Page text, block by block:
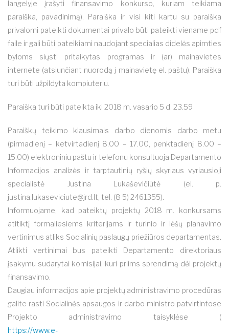
langelyje įrašyti finansavimo konkurso, kuriam teikiama
paraiška, pavadinimą). Paraiška ir visi kiti kartu su paraiška
privalomi pateikti dokumentai privalo būti pateikti viename pdf
faile ir gali būti pateikiami naudojant specialias didelės apimties
byloms siųsti pritaikytas programas ir (ar) mainavietes
internete (atsiunčiant nuorodą į mainavietę el. paštu). Paraiška
turi būti užpildyta kompiuteriu.
Paraiška turi būti pateikta iki 2018 m. vasario 5 d. 23.59
Paraiškų teikimo klausimais darbo dienomis darbo metu
(pirmadienį – ketvirtadienį 8.00 – 17.00, penktadienį 8.00 –
15.00) elektroniniu paštu ir telefonu konsultuoja Departamento
Informacijos analizės ir tarptautinių ryšių skyriaus vyriausioji
specialistė Justina Lukaševičiūtė (el. p.
justina.lukaseviciute@jrd.lt , tel. (8 5) 2461355).
Informuojame, kad pateiktų projektų 2018 m. konkursams
atitiktį formaliesiems kriterijams ir turinio ir lėšų planavimo
vertinimus atliks Socialinių paslaugų priežiūros departamentas.
Atlikti vertinimai bus pateikti Departamento direktoriaus
įsakymu sudarytai komisijai, kuri priims sprendimą dėl projektų
finansavimo.
Daugiau informacijos apie projektų administravimo procedūras
galite rasti Socialinės apsaugos ir darbo ministro patvirtintose
Projekto administravimo taisyklėse (
https://www.e-